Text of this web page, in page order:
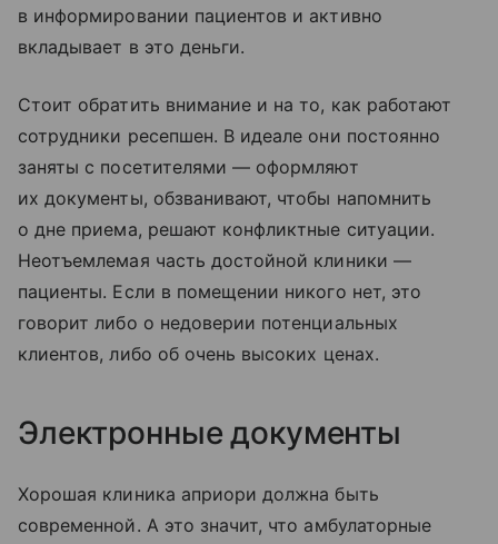
в информировании пациентов и активно
вкладывает в это деньги.
Стоит обратить внимание и на то, как работают
сотрудники ресепшен. В идеале они постоянно
заняты с посетителями — оформляют
их документы, обзванивают, чтобы напомнить
о дне приема, решают конфликтные ситуации.
Неотъемлемая часть достойной клиники —
пациенты. Если в помещении никого нет, это
говорит либо о недоверии потенциальных
клиентов, либо об очень высоких ценах.
Электронные документы
Хорошая клиника априори должна быть
современной. А это значит, что амбулаторные